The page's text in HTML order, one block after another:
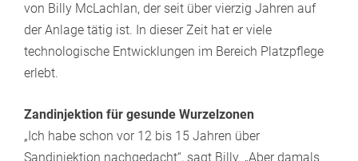
von Billy McLachlan, der seit über vierzig Jahren auf
der Anlage tätig ist. In dieser Zeit hat er viele
technologische Entwicklungen im Bereich Platzpflege
erlebt.
Zandinjektion für gesunde Wurzelzonen
„Ich habe schon vor 12 bis 15 Jahren über
Sandinjektion nachgedacht“, sagt Billy. „Aber damals